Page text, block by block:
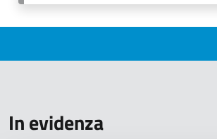
In evidenza